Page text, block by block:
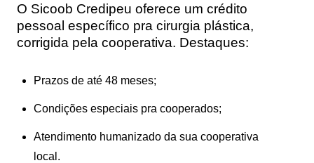
O Sicoob Credipeu oferece um crédito
pessoal específico pra cirurgia plástica,
corrigida pela cooperativa. Destaques:
Prazos de até 48 meses;
Condições especiais pra cooperados;
Atendimento humanizado da sua cooperativa
local.